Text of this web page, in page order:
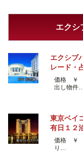
エクシ
エクシブ
レード・
価格 ￥
出し物件
東京ベイ
有日１２
価格 ￥
り…